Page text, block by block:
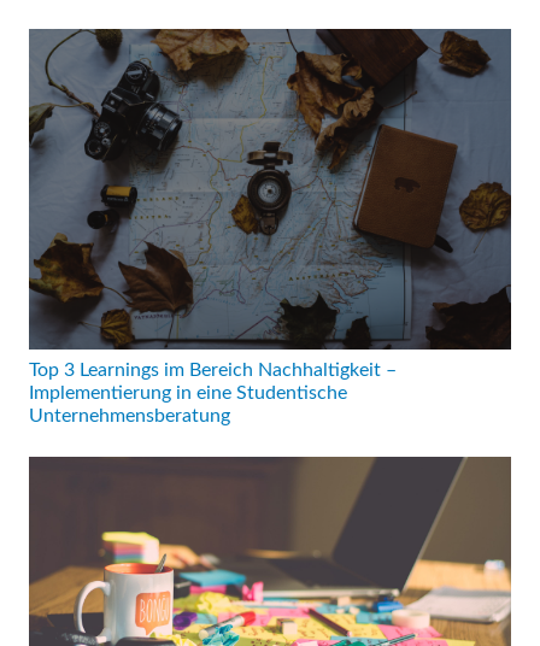
Top 3 Learnings im Bereich Nachhaltigkeit –
Implementierung in eine Studentische
Unternehmensberatung